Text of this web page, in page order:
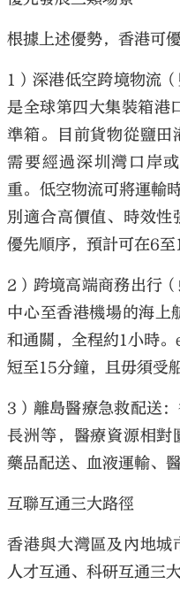
根據上述優勢，香港可
1）深港低空跨境物流
是全球第四大集裝箱港
準箱。目前貨物從鹽田
需要經過深圳灣口岸
重。低空物流可將運輸
別適合高價值、時效
優先順序，預計可在6至
2）跨境高端商務出行
中心至香港機場的海上
和通關，全程約1小時
短至15分鐘，且毋須受
3）離島醫療急救配送
長洲等，醫療資源相對
藥品配送、血液運輸、
互聯互通三大路徑
香港與大灣區及內地城
人才互通、科研互通三大